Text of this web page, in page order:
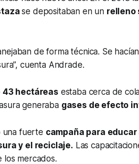
se depositaban en un relleno
de forma técnica. Se
cuenta Andrade.
43 hectáreas estaba cerca de
generaba gases de efecto
una fuerte campaña para
y el reciclaje. Las
los mercados.